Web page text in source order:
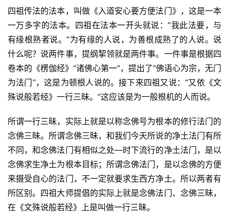
四祖传法的法本，叫做《入道安心要方便法门》，这是一本
一万多字的法本。四祖在法本一开头就说：“我此法要，与
有缘根熟者说。”为有缘的人说，为善根成熟了的人说。说
什么呢？说两件事，提纲挈领就是两件事。一件事是根据四
卷本的《楞伽经》“诸佛心第一”，提出了“佛语心为宗，无门
为法门”，这是为顿根人说的。接下来四祖又说：“又依《文
殊说般若经》一行三昧。”这应该是为一般根机的人而说。
所谓一行三昧，实际上就是以称念佛号为根本的修行法门的
念佛三昧。所谓念佛三昧，和我们今天所说的净土法门有所
不同，和念佛法门有相似之处—时下流行的净土法门，是以
念佛求生净土为根本目标；所谓念佛法门，是以念佛的方便
来摄受自心的法门，不一定就要求生西方净土。所以两者有
所区别。四祖大师提倡的实际上就是念佛法门、念佛三昧，
在《文殊说般若经》上是叫做一行三昧。